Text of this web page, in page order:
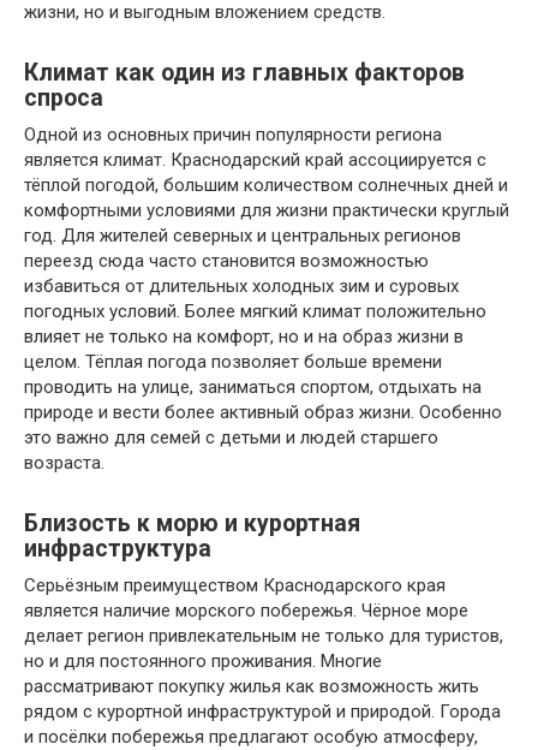
жизни, но и выгодным вложением средств.
Климат как один из главных факторов
спроса
Одной из основных причин популярности региона
является климат. Краснодарский край ассоциируется с
тёплой погодой, большим количеством солнечных дней и
комфортными условиями для жизни практически круглый
год. Для жителей северных и центральных регионов
переезд сюда часто становится возможностью
избавиться от длительных холодных зим и суровых
погодных условий. Более мягкий климат положительно
влияет не только на комфорт, но и на образ жизни в
целом. Тёплая погода позволяет больше времени
проводить на улице, заниматься спортом, отдыхать на
природе и вести более активный образ жизни. Особенно
это важно для семей с детьми и людей старшего
возраста.
Близость к морю и курортная
инфраструктура
Серьёзным преимуществом Краснодарского края
является наличие морского побережья. Чёрное море
делает регион привлекательным не только для туристов,
но и для постоянного проживания. Многие
рассматривают покупку жилья как возможность жить
рядом с курортной инфраструктурой и природой. Города
и посёлки побережья предлагают особую атмосферу,